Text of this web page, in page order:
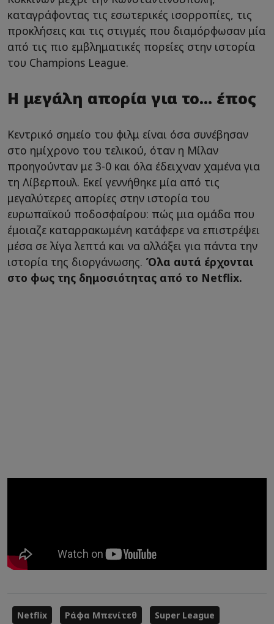
καταγράφοντας τις εσωτερικές ισορροπίες, τις
προκλήσεις και τις στιγμές που διαμόρφωσαν μία
από τις πιο εμβληματικές πορείες στην ιστορία
του Champions League.
H μεγάλη απορία για το... έπος
Κεντρικό σημείο του φιλμ είναι όσα συνέβησαν
στο ημίχρονο του τελικού, όταν η Μίλαν
προηγούνταν με 3-0 και όλα έδειχναν χαμένα για
τη Λίβερπουλ. Εκεί γεννήθηκε μία από τις
μεγαλύτερες απορίες στην ιστορία του
ευρωπαϊκού ποδοσφαίρου: πώς μια ομάδα που
έμοιαζε καταρρακωμένη κατάφερε να επιστρέψει
μέσα σε λίγα λεπτά και να αλλάξει για πάντα την
ιστορία της διοργάνωσης. Όλα αυτά έρχονται
στο φως της δημοσιότητας από το Netflix.
Netflix Ράφα Μπενίτεθ
Super League